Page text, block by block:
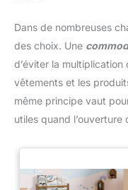
Dans de nombreuses
des choix. Une
d’éviter la
vêtements et les
même principe vaut
utiles quand